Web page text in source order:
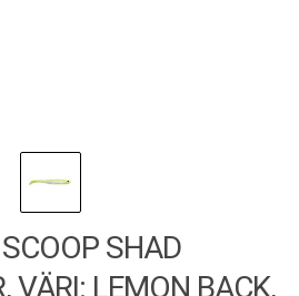
SHAD
VÄRI: LEMON BACK,